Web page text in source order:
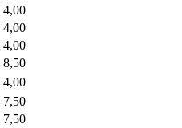
4,00
4,00
4,00
8,50
4,00
7,50
7,50